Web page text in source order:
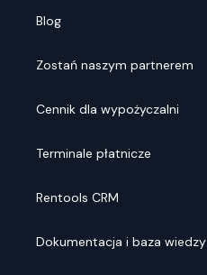
Blog
Zostań naszym partnerem
Cennik dla wypożyczalni
Terminale płatnicze
Rentools CRM
Dokumentacja i baza wiedzy